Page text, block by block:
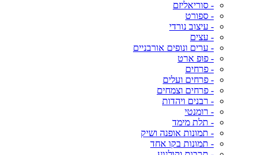
- סוריאליזם
- ספורט
- עיצוב נורדי
- עצים
- ערים ונופים אורבניים
- פופ ארט
- פרחים
- פרחים ועלים
- פרחים וצמחים
- רבנים ויהדות
- רומנטי
- תלת מימד
- תמונות אופנה ושיק
- תמונות בקו אחד